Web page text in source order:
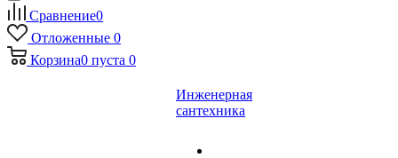
Сравнение0
Отложенные 0
Корзина0 пуста 0
Инженерная
сантехника